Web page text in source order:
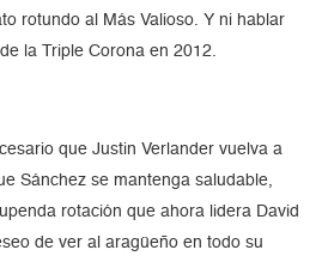
rotundo al Más Valioso. Y ni hablar
la Triple Corona en 2012.
que Justin Verlander vuelva a
Sánchez se mantenga saludable,
rotación que ahora lidera David
de ver al aragüeño en todo su